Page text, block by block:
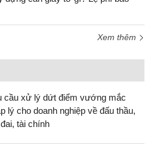
Xem thêm
cầu xử lý dứt điểm vướng mắc
lý cho doanh nghiệp về đấu thầu,
tài chính